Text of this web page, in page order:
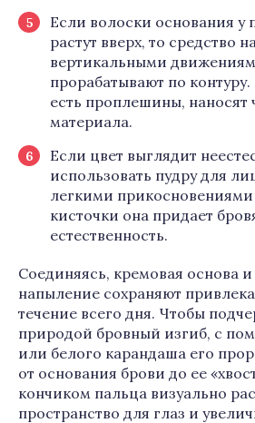
Если волоски основания у
растут вверх, то средство
вертикальными
прорабатывают по контуру.
есть проплешины, наносят
материала.
Если цвет выглядит
использовать пудру для
легкими
кисточки она придает
естественность.
Соединяясь, кремовая основа
напыление сохраняют
течение всего дня. Чтобы
природой бровный изгиб, с
или белого карандаша его
от основания брови до ее
кончиком пальца визуально
пространство для глаз и